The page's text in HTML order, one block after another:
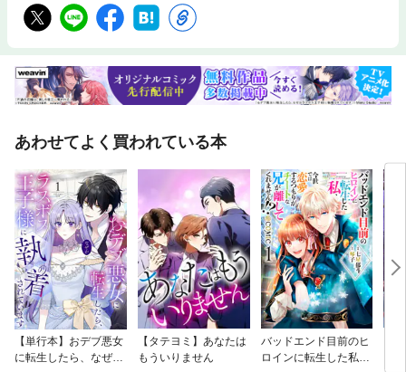
あわせてよく買われている本
【単行本】おデブ悪女
に転生したら、なぜか
【タテヨミ】あなたは
もういりません
バッドエンド目前のヒ
ロインに転生した私、